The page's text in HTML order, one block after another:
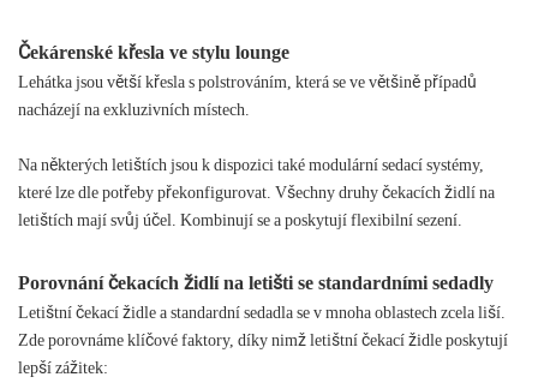
Čekárenské křesla ve stylu lounge
Lehátka jsou větší křesla s polstrováním, která se ve většině případů
nacházejí na exkluzivních místech.
Na některých letištích jsou k dispozici také modulární sedací systémy,
které lze dle potřeby překonfigurovat. Všechny druhy čekacích židlí na
letištích mají svůj účel. Kombinují se a poskytují flexibilní sezení.
Porovnání čekacích židlí na letišti se standardními sedadly
Letištní čekací židle a standardní sedadla se v mnoha oblastech zcela liší.
Zde porovnáme klíčové faktory, díky nimž letištní čekací židle poskytují
lepší zážitek: